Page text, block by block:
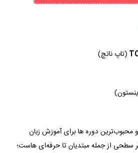
(تاپ ناتچ)
محبوب‌ترین دوره ها برای آموزش زبان
سطحی از جمله مبتدیان تا حرفه‌ای هاست؛